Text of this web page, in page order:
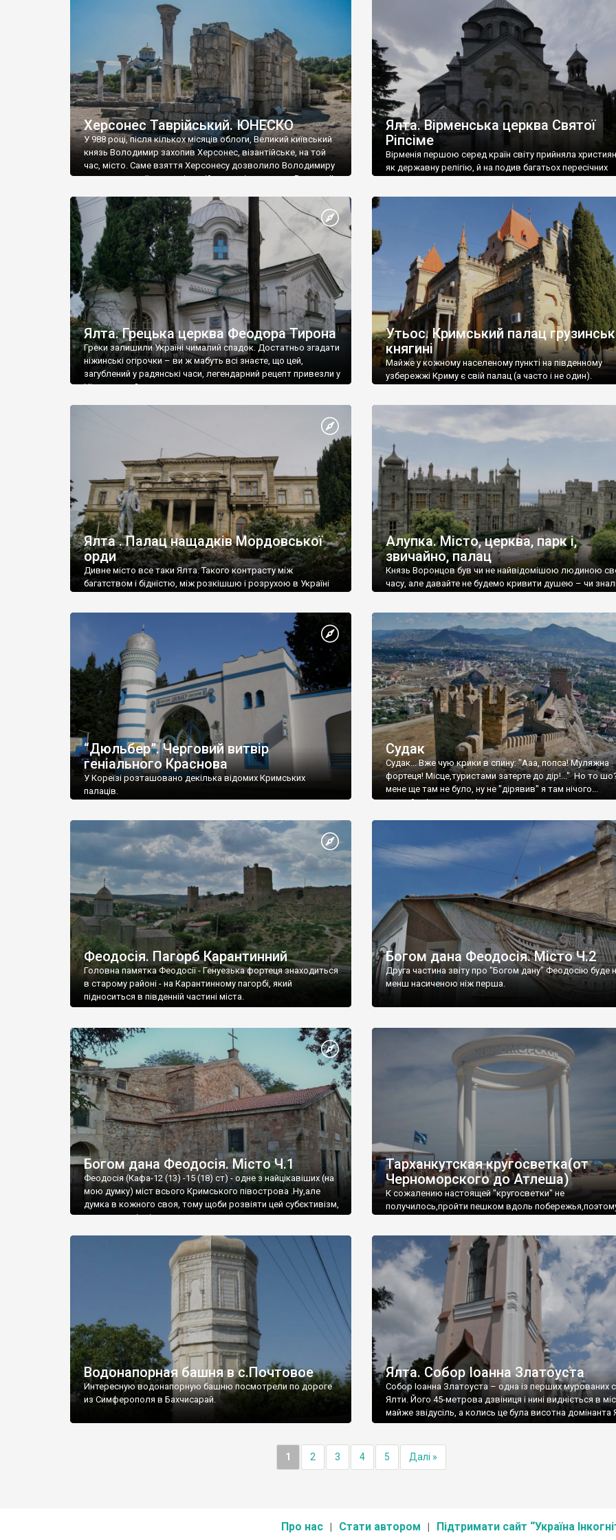
візантійської доби. Раритети викрадені з фондів об’єкту
культурної спадщини ЮНЕСКО «Херсонеса Таврійського».
Офіційно – на виставку «Золото Візантії», але експерти та
влада в Україні вважають це лише […]
називаються «повстяками» (postaki)…” “Вино. Крим
виробляє відмінне вино і його вдосталь: воно все
легке біле і дуже […]
Херсонес Таврійський. ЮНЕСКО
У 988 році, після кількох місяців облоги, Великий київський
князь Володимир захопив Херсонес, візантійське, на той
час, місто. Саме взяття Херсонесу дозволило Володимиру
диктувати свої умови візантійському імператору Василю ІІ,
Херсонесі Володимир-язичник, став Василем-
християнином. А потім було Хрещення Русі. На честь
Херсонесу Таврійського названо місто […]
Ялта. Вірменська церква Святої
Ріпсіме
Вірменія першою серед країн світу прийняла
як державну релігію, й на подив багатьох пересічних
Ялта. Грецька церква Феодора Тирона
Греки залишили Україні чималий спадок. Достатньо згадати
ніжинські огірочки – ви ж мабуть всі знаєте, що цей,
загублений у радянські часи, легендарний рецепт привезли у
Ніжин греки?
Утьос. Кримський палац
княгині
Майже у кожному населеному пункті на південному
узбережжі Криму є свій палац (а часто і не один).
Ялта . Палац нащадків Мордовської
орди
Дивне місто все таки Ялта. Такого контрасту між
багатством і бідністю, між розкішшю і розрухою в Україні
Алупка. Місто, церква, парк і,
звичайно, палац
Князь Воронцов був чи не найвідомішою людиною
часу, але давайте не будемо кривити душею – чи
“Дюльбер”. Черговий витвір
геніального Краснова
У Кореїзі розташовано декілька відомих Кримських
палаців.
Судак
Судак... Вже чую крики в спину: "Ааа, попса! Муляжна
фортеця! Місце,туристами затерте до дір!..." Но то
мене ще там не було, ну не "дірявив" я там нічого...
принаймні до цього літа.
Феодосія. Пагорб Карантинний
Головна памятка Феодосії - Генуезька фортеця знаходиться
в старому районі - на Карантинному пагорбі, який
підноситься в південній частині міста.
Богом дана Феодосія. Місто Ч.2
Друга частина звіту про "Богом дану" Феодосію буде
менш насиченою ніж перша.
Богом дана Феодосія. Місто Ч.1
Феодосія (Кафа-12 (13) -15 (18) ст) - одне з найцікавіших (на
мою думку) міст всього Кримського півострова .Ну,але
думка в кожного своя, тому щоби розвіяти цей субєктивізм,
запрошую відвідати це
Тарханкутская кругосветка(от
Черноморского до Атлеша)
К сожалению настоящей "кругосветки" не
получилось,пройти пешком вдоль
Водонапорная башня в с.Почтовое
Интересную водонапорную башню посмотрели по дороге
из Симферополя в Бахчисарай.
Ялта. Собор Іоанна Златоуста
Собор Іоанна Златоуста – одна із перших мурованих
Ялти. Його 45-метрова дзвіниця і нині видніється в
майже звідусіль, а колись це була висотна домінанта
1 2 3 4 5 Далі »
Про нас Стати автором Підтримати сайт “Україна